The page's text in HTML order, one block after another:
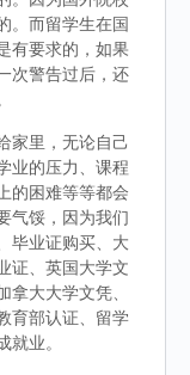
。而留学生在国
有要求的，如果
次警告过后，还
家里，无论自己
业的压力、课程
的困难等等都会
气馁，因为我们
毕业证购买、大
证、英国大学文
大大学文凭、
育部认证、留学
就业。